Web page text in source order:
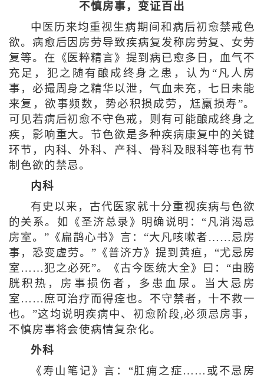
不慎房事，变证百出
中医历来均重视生病期间和病后初愈禁戒色
欲。病愈后因房劳导致疾病复发称房劳复、女劳
复等。在《医粹精言》提到病已愈多日，血气不
充足，犯之随有酿成终身之患，认为“凡人房
事，必撮周身之精华以泄，气血未充，七日未能
来复，欲事频数，势必积损成劳，尪羸损寿”。
可见若病后初愈不守色戒，则有可能酿成终身之
疾，影响重大。节色欲是多种疾病康复中的关键
环节，内科、外科、产科、骨科及眼科等也有节
制色欲的禁忌。
内科
有史以来，古代医家就十分重视疾病与色欲
的关系。如《圣济总录》明确说明：“凡消渴忌
房室。”《扁鹊心书》言：“大凡咳嗽者……忌房
事，恐变虚劳。”《普济方》提到黄疸，“尤忌房
室……犯之必死”。《古今医统大全》曰：“由膀
胱积热，房事损伤者，多患血尿。当大忌房
室……庶可治疗而得痊也。不守禁者，十不救一
也。”这均说明疾病中、初愈阶段,必须忌房事，
不慎房事将会使病情复杂化。
外科
《寿山笔记》言：“肛痈之症……或不忌房